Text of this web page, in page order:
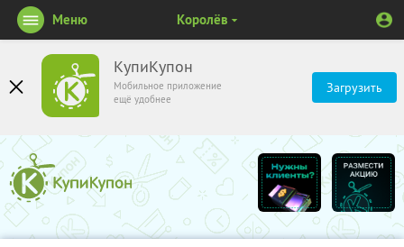
КупиКупон
Мобильное приложение
ещё удобнее
Загрузить
Меню Королёв